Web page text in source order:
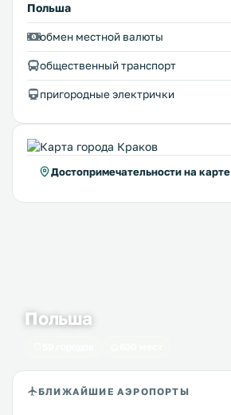
Польша
обмен местной валюты
общественный транспорт
пригородные электрички
Достопримечательности на карте
Польша
БЛИЖАЙШИЕ АЭРОПОРТЫ